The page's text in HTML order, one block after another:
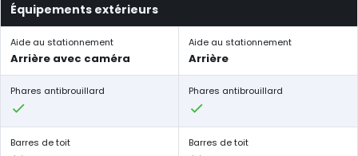
Équipements extérieurs
Aide au stationnement
Arrière avec caméra
Aide au stationnement
Arrière
Phares antibrouillard Phares antibrouillard
Barres de toit Barres de toit